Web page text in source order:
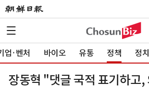
업·벤처 바이오 유통 정책 정치
장동혁 "댓글 국적 표기하고,